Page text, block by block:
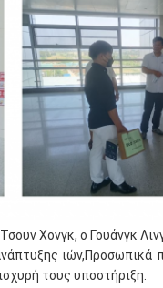
Χονγκ, ο Γουάνγκ
τους υποστήριξη.